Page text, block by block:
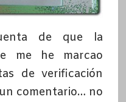
de que la
me he marcao
de verificación
comentario… no